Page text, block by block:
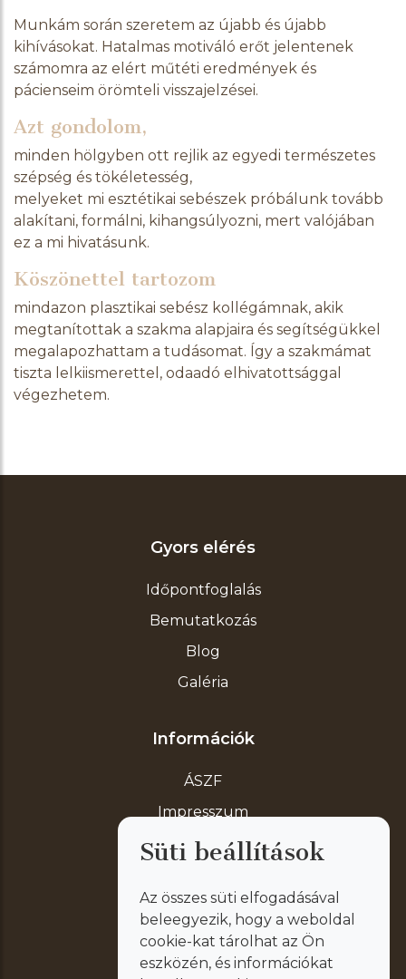
Munkám során szeretem az újabb és újabb
kihívásokat. Hatalmas motiváló erőt jelentenek
számomra az elért műtéti eredmények és
pácienseim örömteli visszajelzései.
Azt gondolom,
minden hölgyben ott rejlik az egyedi természetes
szépség és tökéletesség,
melyeket mi esztétikai sebészek próbálunk tovább
alakítani, formálni, kihangsúlyozni, mert valójában
ez a mi hivatásunk.
Köszönettel tartozom
mindazon plasztikai sebész kollégámnak, akik
megtanítottak a szakma alapjaira és segítségükkel
megalapozhattam a tudásomat. Így a szakmámat
tiszta lelkiismerettel, odaadó elhivatottsággal
végezhetem.
Gyors elérés
Időpontfoglalás
Bemutatkozás
Blog
Galéria
Információk
ÁSZF
Impresszum
Adatvédelem
Segítség
Kapcsolat
Süti beállítások
Az összes süti elfogadásával
beleegyezik, hogy a weboldal
cookie-kat tárolhat az Ön
eszközén, és információkat